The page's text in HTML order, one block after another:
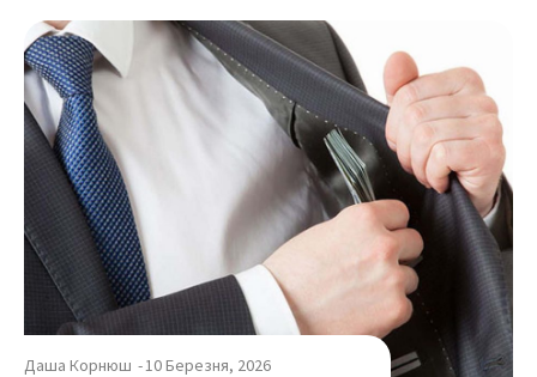
Даша Корнюш -10 Березня, 2026